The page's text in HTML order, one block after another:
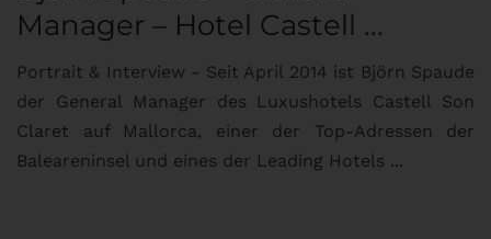
Manager – Hotel Castell ...
Portrait & Interview - Seit April 2014 ist Björn Spaude
der General Manager des Luxushotels Castell Son
Claret auf Mallorca, einer der Top-Adressen der
Baleareninsel und eines der Leading Hotels ...